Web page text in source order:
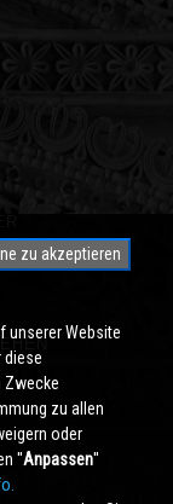
zu akzeptieren
unserer Website
diese
Zwecke
zu allen
oder
''Anpassen''